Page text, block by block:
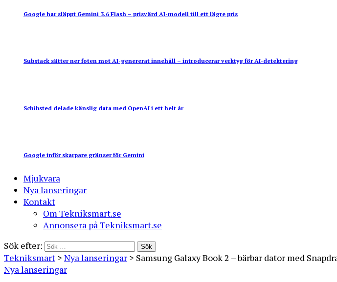
Google har släppt Gemini 3.6 Flash – prisvärd AI-modell till ett lägre pris
Substack sätter ner foten mot AI-genererat innehåll – introducerar verktyg för AI-detektering
Schibsted delade känslig data med OpenAI i ett helt år
Google inför skarpare gränser för Gemini
Mjukvara
Nya lanseringar
Kontakt
Om Tekniksmart.se
Annonsera på Tekniksmart.se
Sök efter:
Tekniksmart > Nya lanseringar > Samsung Galaxy Book 2 – bärbar dator med
Nya lanseringar